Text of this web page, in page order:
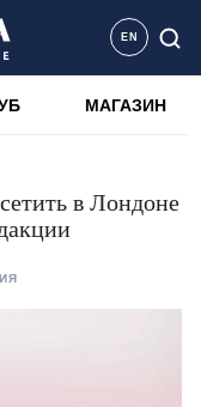
EN
МАГАЗИН
в Лондоне